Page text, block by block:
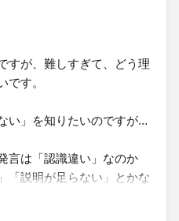
のですが、CドライブのMy
ーストアのExcelファイル
すが、難しすぎて、どう理
です。
い」を知りたいのですが…
言は「認識違い」なのか
「説明が足らない」とかな